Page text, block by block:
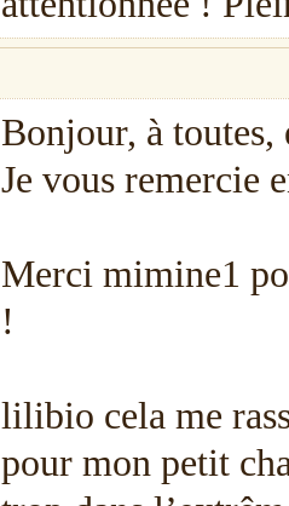
Bonjour, à toutes,
Je vous remercie
Merci mimine1
!
lilibio cela me
pour mon petit